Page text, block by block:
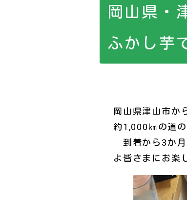
岡山県・
ふかし芋
岡山県津山市か
約1,000㎞の道
到着から3か月
よ皆さまにお楽